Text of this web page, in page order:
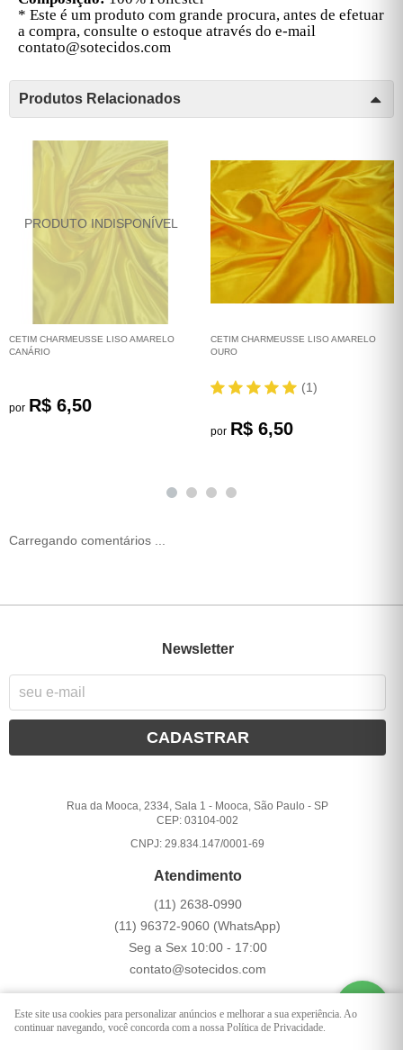
* Este é um produto com grande procura, antes de efetuar
a compra, consulte o estoque através do e-mail
contato@sotecidos.com
Produtos Relacionados
CETIM CHARMEUSSE LISO AMARELO
CANÁRIO
por R$ 6,50
CETIM CHARMEUSSE LISO AMARELO
OURO
(1)
por R$ 6,50
Carregando comentários ...
Newsletter
CADASTRAR
Rua da Mooca, 2334, Sala 1 - Mooca, São Paulo -SP
CEP: 03104-002
CNPJ: 29.834.147/0001-69
Atendimento
(11) 2638-0990
(11) 96372-9060 (WhatsApp)
Seg a Sex 10:00 - 17:00
contato@sotecidos.com
LOJA VIRTUAL CRIADA POR
Este site usa cookies para personalizar anúncios e melhorar a sua experiência. Ao
continuar navegando, você concorda com a nossa Política de Privacidade.